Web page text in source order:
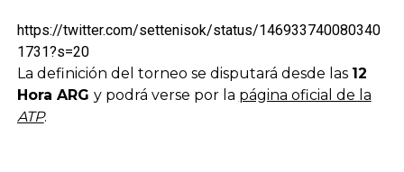
https://twitter.com/settenisok/status/146933740080340
1731?s=20
La definición del torneo se disputará desde las 12
Hora ARG y podrá verse por la página oficial de la
ATP.